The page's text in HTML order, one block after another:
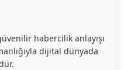
habercilik anlayışı
dijital dünyada